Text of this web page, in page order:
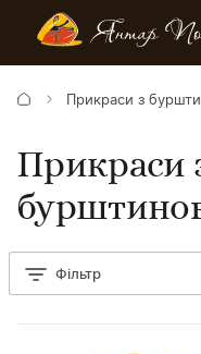
Прикраси з
Прикраси
Фільтр